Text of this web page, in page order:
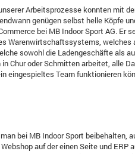
Arbeitsprozesse konnten mit
genügen selbst helle Köpfe
bei MB Indoor Sport AG. Er
Warenwirtschaftssystems, welches
sowohl die Ladengeschäfte als
Chur oder Schmitten arbeitet, alle
eingespieltes Team funktionieren
bei MB Indoor Sport beibehalten,
auf der einen Seite und ERP